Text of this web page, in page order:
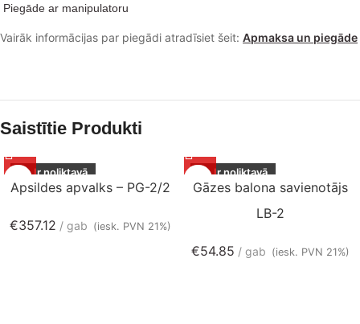
Piegāde ar manipulatoru
Vairāk informācijas par piegādi atradīsiet šeit: Apmaksa un piegāde
Saistītie Produkti
Ir noliktavā
Apsildes apvalks – PG-2/2
€357.12 gab (iesk. PVN 21%)
Ir noliktavā
Gāzes balona savienotājs
LB-2
€54.85 gab (iesk. PVN 21%)